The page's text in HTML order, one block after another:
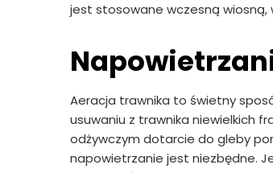
jest stosowane wczesną wiosną,
Aeracja trawnika to świetny
usuwaniu z trawnika niewielkich
odżywczym dotarcie do gleby
napowietrzanie jest niezbędne.